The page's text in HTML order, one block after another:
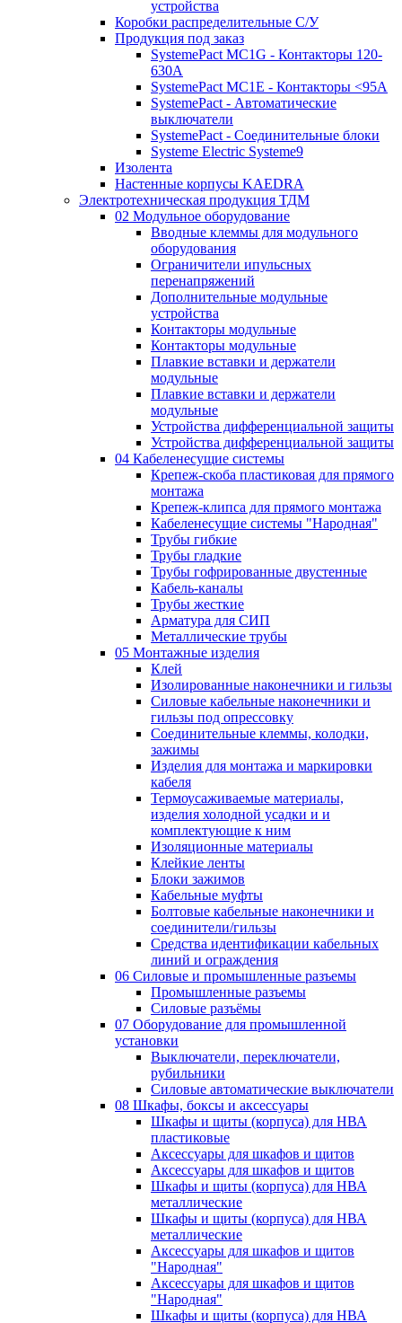
устройства
Коробки распределительные C/У
Продукция под заказ
SystemePact MC1G - Контакторы 120-
630A
SystemePact MC1E - Контакторы <95A
SystemePact - Автоматические
выключатели
SystemePact - Соединительные блоки
Systeme Electric Systeme9
Изолента
Настенные корпусы KAEDRA
Электротехническая продукция ТДМ
02 Модульное оборудование
Вводные клеммы для модульного
оборудования
Ограничители ипульсных
перенапряжений
Дополнительные модульные
устройства
Контакторы модульные
Контакторы модульные
Плавкие вставки и держатели
модульные
Плавкие вставки и держатели
модульные
Устройства дифференциальной защиты
Устройства дифференциальной защиты
04 Кабеленесущие системы
Крепеж-скоба пластиковая для прямого
монтажа
Крепеж-клипса для прямого монтажа
Кабеленесущие системы "Народная"
Трубы гибкие
Трубы гладкие
Трубы гофрированные двустенные
Кабель-каналы
Трубы жесткие
Арматура для СИП
Металлические трубы
05 Монтажные изделия
Клей
Изолированные наконечники и гильзы
Силовые кабельные наконечники и
гильзы под опрессовку
Соединительные клеммы, колодки,
зажимы
Изделия для монтажа и маркировки
кабеля
Термоусаживаемые материалы,
изделия холодной усадки и и
комплектующие к ним
Изоляционные материалы
Клейкие ленты
Блоки зажимов
Кабельные муфты
Болтовые кабельные наконечники и
соединители/гильзы
Средства идентификации кабельных
линий и ограждения
06 Силовые и промышленные разъемы
Промышленные разъемы
Силовые разъёмы
07 Оборудование для промышленной
установки
Выключатели, переключатели,
рубильники
Силовые автоматические выключатели
08 Шкафы, боксы и аксессуары
Шкафы и щиты (корпуса) для НВА
пластиковые
Аксессуары для шкафов и щитов
Аксессуары для шкафов и щитов
Шкафы и щиты (корпуса) для НВА
металлические
Шкафы и щиты (корпуса) для НВА
металлические
Аксессуары для шкафов и щитов
"Народная"
Аксессуары для шкафов и щитов
"Народная"
Шкафы и щиты (корпуса) для НВА